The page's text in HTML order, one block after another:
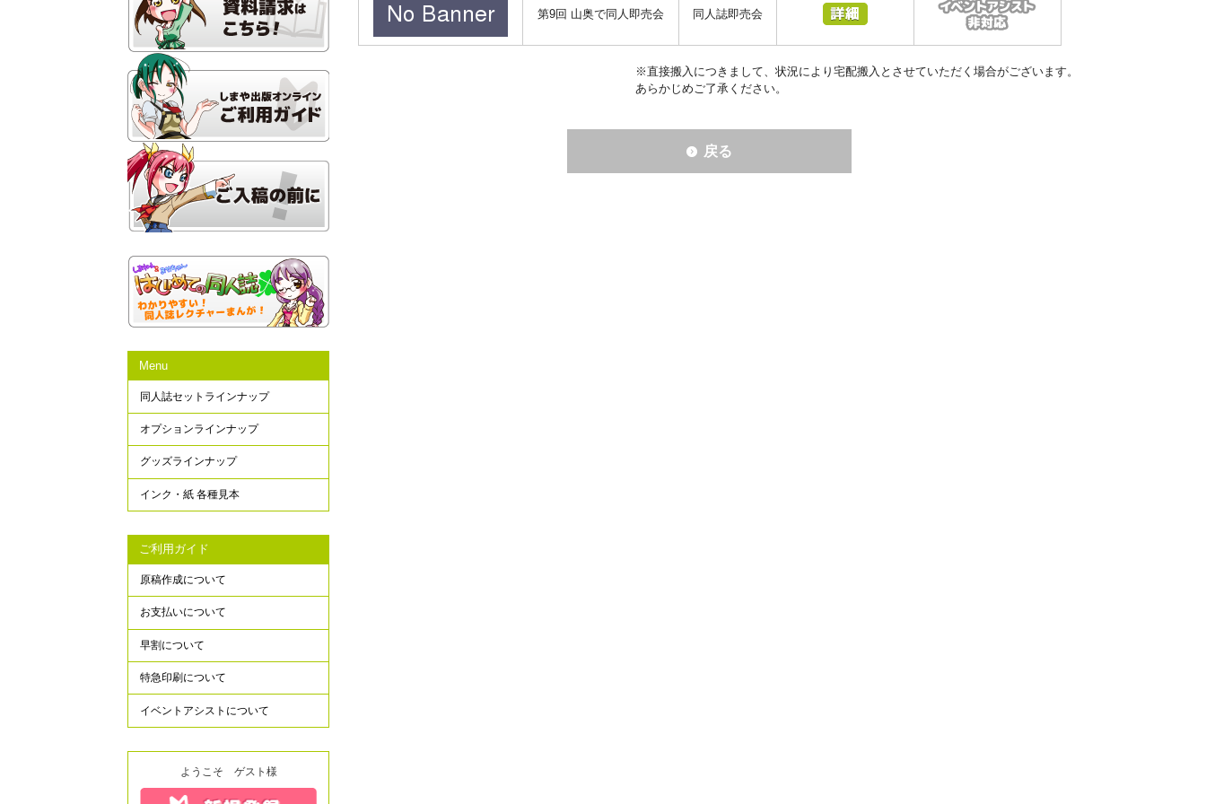
第9回 山奥で同人即売会 同人誌即売会
※直接搬入につきまして、状況により宅配搬入とさせていただく場合がございます。
あらかじめご了承ください。
戻る
Menu
同人誌セットラインナップ
オプションラインナップ
グッズラインナップ
インク・紙 各種見本
ご利用ガイド
原稿作成について
お支払いについて
早割について
特急印刷について
イベントアシストについて
ようこそ ゲスト様